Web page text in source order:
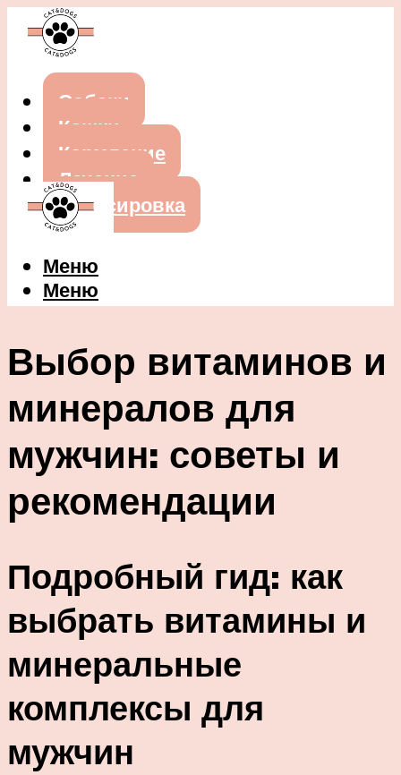
Собаки
Кошки
Кормление
Лечение
Дрессировка
Меню
Меню
Выбор витаминов и
минералов для
мужчин: советы и
рекомендации
Подробный гид: как
выбрать витамины и
минеральные
комплексы для
мужчин